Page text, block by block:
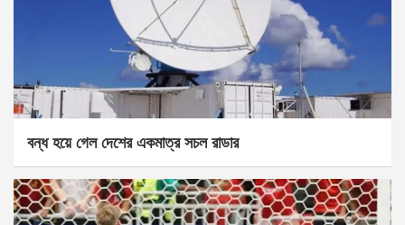
বন্ধ হয়ে গেল দেশের একমাত্র সচল রাডার